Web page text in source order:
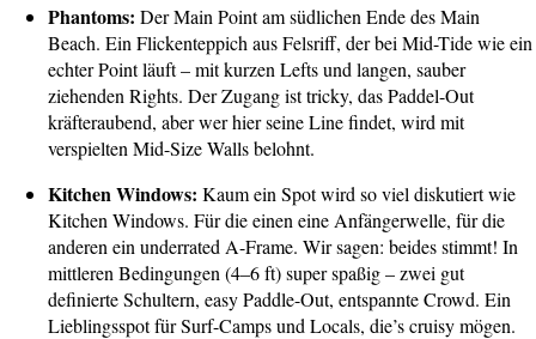
Phantoms: Der Main Point am südlichen Ende des Main
Beach. Ein Flickenteppich aus Felsriff, der bei Mid-Tide wie ein
echter Point läuft – mit kurzen Lefts und langen, sauber
ziehenden Rights. Der Zugang ist tricky, das Paddel-Out
kräfteraubend, aber wer hier seine Line findet, wird mit
verspielten Mid-Size Walls belohnt.
Kitchen Windows: Kaum ein Spot wird so viel diskutiert wie
Kitchen Windows. Für die einen eine Anfängerwelle, für die
anderen ein underrated A-Frame. Wir sagen: beides stimmt! In
mittleren Bedingungen (4–6 ft) super spaßig – zwei gut
definierte Schultern, easy Paddle-Out, entspannte Crowd. Ein
Lieblingsspot für Surf-Camps und Locals, die’s cruisy mögen.